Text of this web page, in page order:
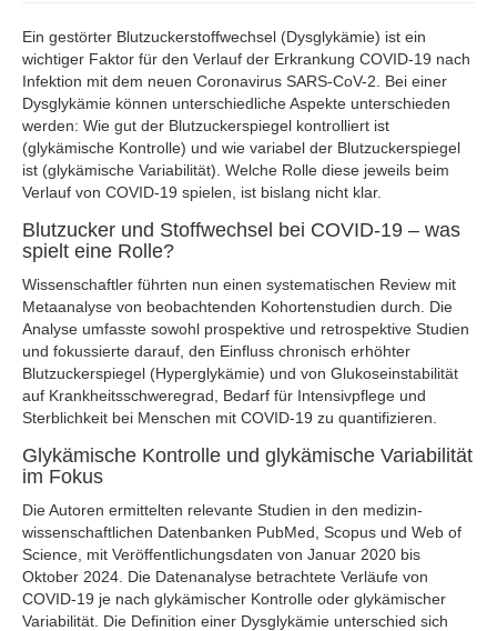
Ein gestörter Blutzuckerstoffwechsel (Dysglykämie) ist ein
wichtiger Faktor für den Verlauf der Erkrankung COVID-19 nach
Infektion mit dem neuen Coronavirus SARS-CoV-2. Bei einer
Dysglykämie können unterschiedliche Aspekte unterschieden
werden: Wie gut der Blutzuckerspiegel kontrolliert ist
(glykämische Kontrolle) und wie variabel der Blutzuckerspiegel
ist (glykämische Variabilität). Welche Rolle diese jeweils beim
Verlauf von COVID-19 spielen, ist bislang nicht klar.
Blutzucker und Stoffwechsel bei COVID-19 – was
spielt eine Rolle?
Wissenschaftler führten nun einen systematischen Review mit
Metaanalyse von beobachtenden Kohortenstudien durch. Die
Analyse umfasste sowohl prospektive und retrospektive Studien
und fokussierte darauf, den Einfluss chronisch erhöhter
Blutzuckerspiegel (Hyperglykämie) und von Glukoseinstabilität
auf Krankheitsschweregrad, Bedarf für Intensivpflege und
Sterblichkeit bei Menschen mit COVID-19 zu quantifizieren.
Glykämische Kontrolle und glykämische Variabilität
im Fokus
Die Autoren ermittelten relevante Studien in den medizin-
wissenschaftlichen Datenbanken PubMed, Scopus und Web of
Science, mit Veröffentlichungsdaten von Januar 2020 bis
Oktober 2024. Die Datenanalyse betrachtete Verläufe von
COVID-19 je nach glykämischer Kontrolle oder glykämischer
Variabilität. Die Definition einer Dysglykämie unterschied sich